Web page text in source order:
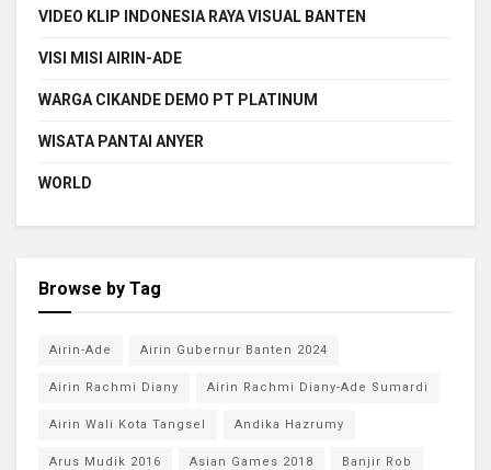
VIDEO KLIP INDONESIA RAYA VISUAL BANTEN
VISI MISI AIRIN-ADE
WARGA CIKANDE DEMO PT PLATINUM
WISATA PANTAI ANYER
WORLD
Browse by Tag
Airin-Ade Airin Gubernur Banten 2024
Airin Rachmi Diany Airin Rachmi Diany-Ade Sumardi
Airin Wali Kota Tangsel Andika Hazrumy
Arus Mudik 2016 Asian Games 2018 Banjir Rob